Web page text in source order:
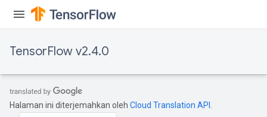
TensorFlow v2.4.0
Halaman ini diterjemahkan oleh Cloud Translation API